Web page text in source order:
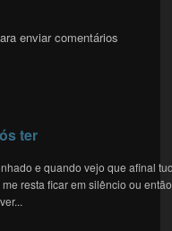
enviar comentários
ter
e quando vejo que afinal
resta ficar em silêncio ou então